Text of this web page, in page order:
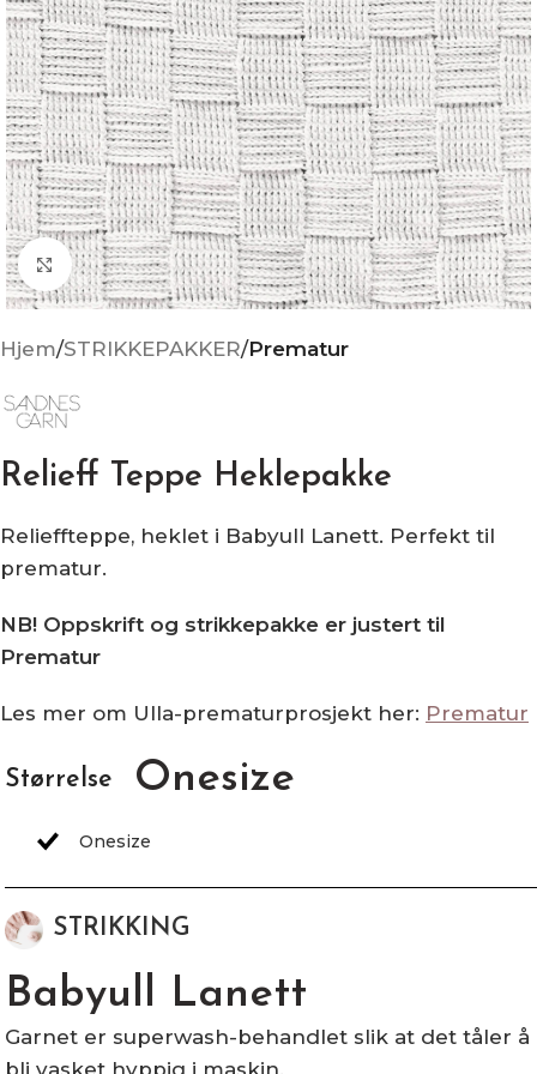
Click to enlarge
Hjem STRIKKEPAKKER Prematur
Relieff Teppe Heklepakke
Relieffteppe, heklet i Babyull Lanett. Perfekt til
prematur.
NB! Oppskrift og strikkepakke er justert til
Prematur
Les mer om Ulla-prematurprosjekt her: Prematur
Størrelse Onesize
STRIKKING
Babyull Lanett
Garnet er superwash-behandlet slik at det tåler å
bli vasket hyppig i maskin.